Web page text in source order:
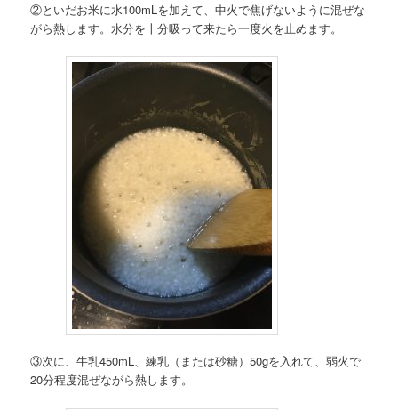
②といだお米に水100mLを加えて、中火で焦げないように混ぜな
がら熱します。水分を十分吸って来たら一度火を止めます。
③次に、牛乳450mL、練乳（または砂糖）50gを入れて、弱火で
20分程度混ぜながら熱します。